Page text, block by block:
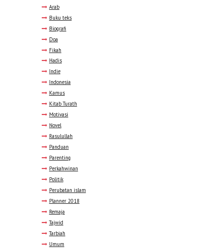
Arab
Buku teks
Biografi
Doa
Fikah
Hadis
Indie
Indonesia
Kamus
Kitab Turath
Motivasi
Novel
Rasulullah
Panduan
Parenting
Perkahwinan
Politik
Perubatan islam
Planner 2018
Remaja
Tajwid
Tarbiah
Umum